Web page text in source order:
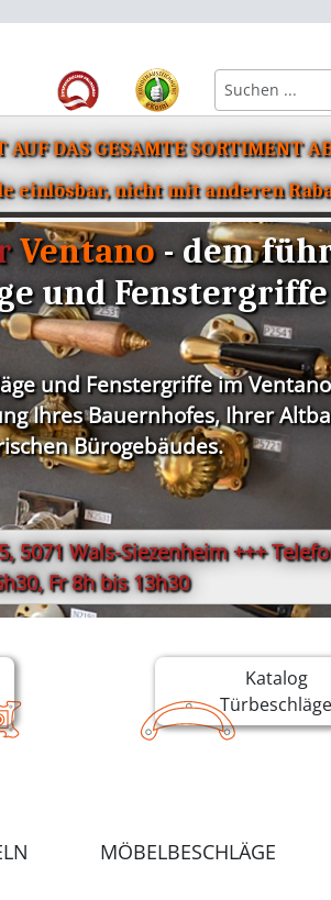
WC
Einzelteile für Türbeschläge
Eisenwaren &
DAS GESAMTE SORTIMENT
einlösbar, nicht mit anderen
Ventano- dem
und
und Fenstergriffe im
Ihres Bauernhofes, Ihrer
Bürogebäudes.
5071 Wals-Siezenheim +++
Fr 8h bis 13h30
Katalog
Türbeschläge
MÖBELBESCHLÄGE